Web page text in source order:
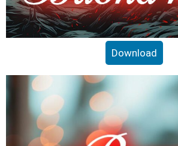
Download